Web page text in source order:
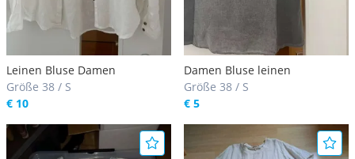
Leinen Bluse Damen
Größe 38 / S
€ 10
Damen Bluse leinen
Größe 38 / S
€ 5